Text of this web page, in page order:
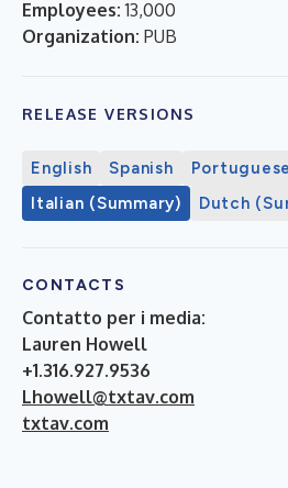
Employees: 13,000
Organization: PUB
RELEASE VERSIONS
English Spanish Portuguese
Italian (Summary)
Dutch
CONTACTS
Contatto per i media:
Lauren Howell
+1.316.927.9536
Lhowell@txtav.com
txtav.com